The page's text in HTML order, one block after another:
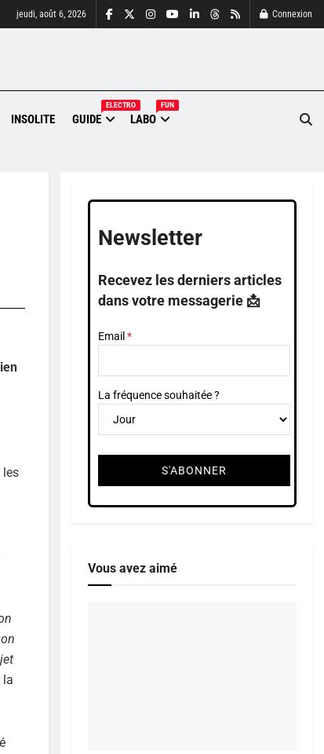
jeudi, août 6, 2026 Connexion
INSOLITE GUIDE
ELECTRO
LABO
FUN
les
la
Newsletter
Recevez les derniers articles
dans votre messagerie 📩
Email
La fréquence souhaitée ?
Vous avez aimé